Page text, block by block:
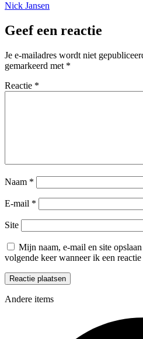
Nick Jansen
Geef een reactie
Je e-mailadres wordt niet
gemarkeerd met *
Reactie *
Naam *
E-mail *
Site
Mijn naam, e-mail en site
volgende keer wanneer ik een reactie
Andere items